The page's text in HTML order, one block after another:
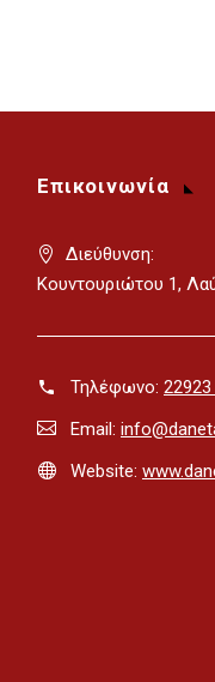
Επικοινωνία
Διεύθυνση:
Κουντουριώτου 1,
Τηλέφωνο:
Email:
Website: